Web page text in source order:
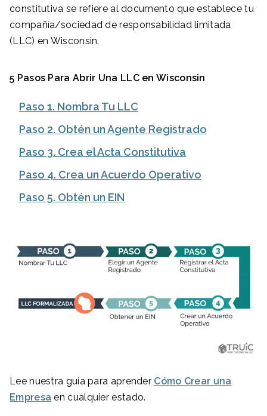
constitutiva se refiere al documento que establece tu
compañía/sociedad de responsabilidad limitada
(LLC) en Wisconsin.
5 Pasos Para Abrir Una LLC en Wisconsin
Paso 1. Nombra Tu LLC
Paso 2. Obtén un Agente Registrado
Paso 3. Crea el Acta Constitutiva
Paso 4. Crea un Acuerdo Operativo
Paso 5. Obtén un EIN
Lee nuestra guía para aprender Cómo Crear una
Empresa en cualquier estado.